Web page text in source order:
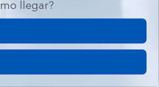
llegar?